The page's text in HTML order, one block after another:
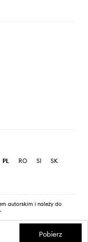
PL RO SI
SK
autorskim i należy do
Pobierz